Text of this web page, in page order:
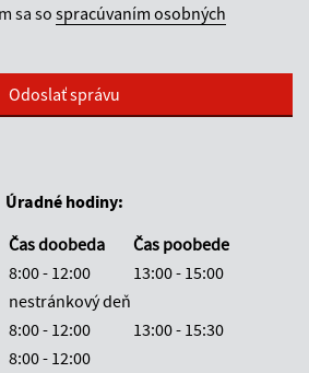
sa sospracúvaním osobných
Odoslať správu
Úradné hodiny:
Čas doobeda
Čas poobede
8:00 - 12:00
13:00 - 15:00
nestránkový deň
8:00 - 12:00
13:00 - 15:30
8:00 - 12:00